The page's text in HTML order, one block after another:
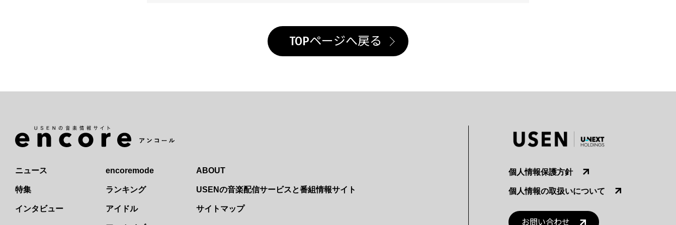
TOPページへ戻る
ニュース
特集
インタビュー
encoremode
ランキング
アイドル
ABOUT
USENの音楽配信サービスと番組情報サイト
サイトマップ
個人情報保護方針
個人情報の取扱いについて
お問い合わせ